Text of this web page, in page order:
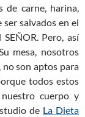
de carne, harina,
salvados en el
Pero, así
mesa, nosotros
son aptos para
todos estos
nuestro cuerpo y
de La Dieta